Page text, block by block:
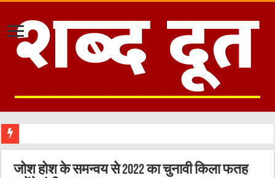
जोश होश के समन्वय से 2022 का चुनावी किला फतह